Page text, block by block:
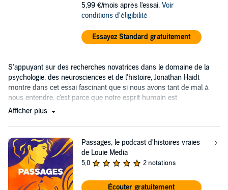
5,99 €/mois après l'essai. Voir
conditions d'éligibilité
Essayez Standard gratuitement
S'appuyant sur des recherches novatrices dans le domaine de la
psychologie, des neurosciences et de l'histoire, Jonathan Haidt
montre dans cet essai fascinant que si nous avons tant de mal à
nous entendre, c'est parce que notre esprit humain est
naturellement porté à juger, à moraliser et à se croir
Afficher plus
Passages, le podcast d'histoires vraies
de Louie Media
5,0 2 notations
Écouter gratuitement